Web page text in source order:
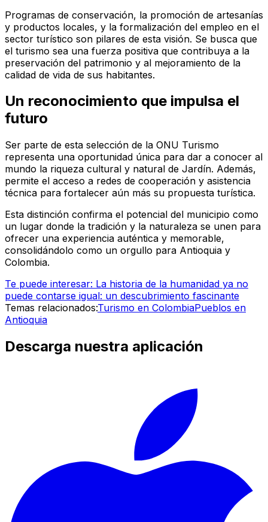
Programas de conservación, la promoción de artesanías
y productos locales, y la formalización del empleo en el
sector turístico son pilares de esta visión. Se busca que
el turismo sea una fuerza positiva que contribuya a la
preservación del patrimonio y al mejoramiento de la
calidad de vida de sus habitantes.
Un reconocimiento que impulsa el
futuro
Ser parte de esta selección de la ONU Turismo
representa una oportunidad única para dar a conocer al
mundo la riqueza cultural y natural de Jardín. Además,
permite el acceso a redes de cooperación y asistencia
técnica para fortalecer aún más su propuesta turística.
Esta distinción confirma el potencial del municipio como
un lugar donde la tradición y la naturaleza se unen para
ofrecer una experiencia auténtica y memorable,
consolidándolo como un orgullo para Antioquia y
Colombia.
Te puede interesar: La historia de la humanidad ya no
puede contarse igual: un descubrimiento fascinante
Temas relacionados:Turismo en ColombiaPueblos en
Antioquia
Descarga nuestra aplicación